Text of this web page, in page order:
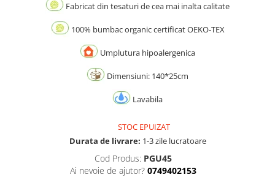
Fabricat din tesaturi de cea mai inalta calitate
100% bumbac organic certificat OEKO-TEX
Umplutura hipoalergenica
Dimensiuni: 140*25cm
Lavabila
STOC EPUIZAT
Durata de livrare: 1-3 zile lucratoare
Cod Produs: PGU45
Ai nevoie de ajutor? 0749402153